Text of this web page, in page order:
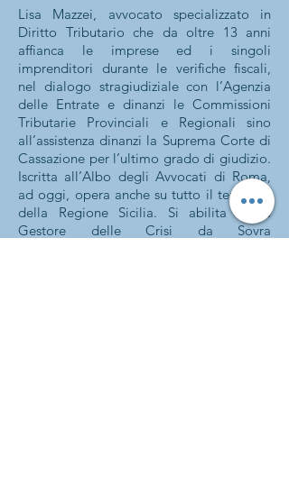
Lisa Mazzei, avvocato specializzato in
Diritto Tributario che da oltre 13 anni
affianca le imprese ed i singoli
imprenditori durante le verifiche fiscali,
nel dialogo stragiudiziale con l’Agenzia
delle Entrate e dinanzi le Commissioni
Tributarie Provinciali e Regionali sino
all’assistenza dinanzi la Suprema Corte di
Cassazione per l’ultimo grado di giudizio.
Iscritta all’Albo degli Avvocati di Roma,
ad oggi, opera anche su tutto il territorio
della Regione Sicilia. Si abilita come
Gestore delle Crisi da Sovra